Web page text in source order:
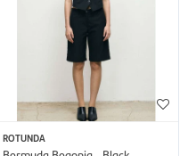
ROTUNDA